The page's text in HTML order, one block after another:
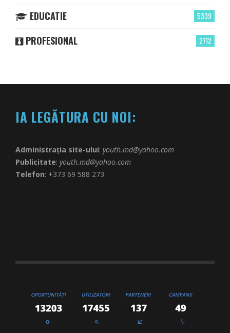
5339
EDUCATIE
2712
PROFESIONAL
IA LEGĂTURA CU NOI:
Administrația site-ului: youth.md@yahoo.com
Publicitate: youth.md@yahoo.com
Telefon: +373 69 588 273